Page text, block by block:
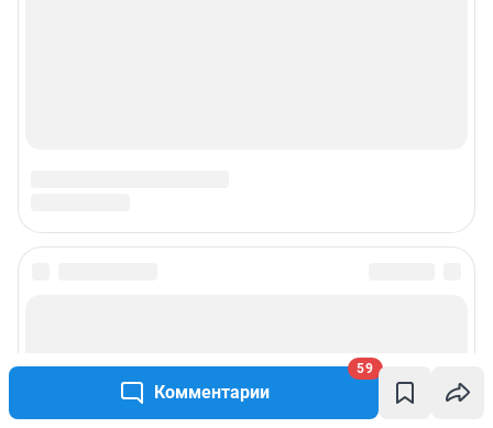
Комментарии
59